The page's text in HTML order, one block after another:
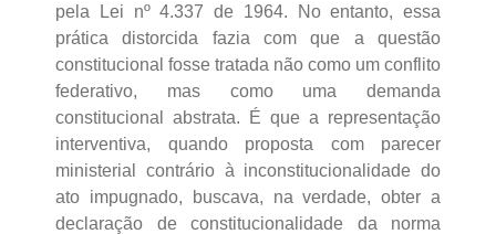
pela Lei nº 4.337 de 1964. No entanto, essa
prática distorcida fazia com que a questão
constitucional fosse tratada não como um conflito
federativo, mas como uma demanda
constitucional abstrata. É que a representação
interventiva, quando proposta com parecer
ministerial contrário à inconstitucionalidade do
ato impugnado, buscava, na verdade, obter a
declaração de constitucionalidade da norma